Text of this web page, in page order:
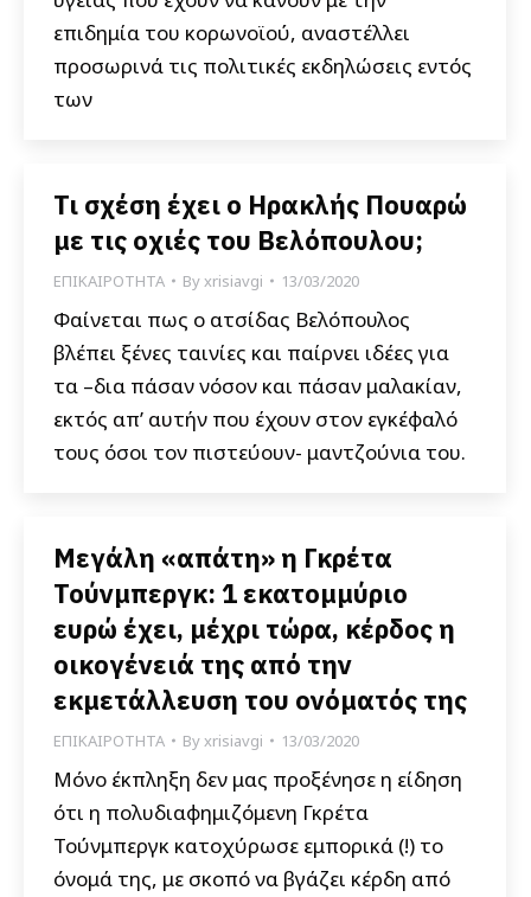
επιδημία του κορωνοϊού, αναστέλλει
προσωρινά τις πολιτικές εκδηλώσεις εντός
των
Τι σχέση έχει ο Ηρακλής Πουαρώ
με τις οχιές του Βελόπουλου;
ΕΠΙΚΑΙΡΟΤΗΤΑ Byxrisiavgi 13/03/2020
Φαίνεται πως ο ατσίδας Βελόπουλος
βλέπει ξένες ταινίες και παίρνει ιδέες για
τα –δια πάσαν νόσον και πάσαν μαλακίαν,
εκτός απ’ αυτήν που έχουν στον εγκέφαλό
τους όσοι τον πιστεύουν- μαντζούνια του.
Μεγάλη «απάτη» η Γκρέτα
Τούνμπεργκ: 1 εκατομμύριο
ευρώ έχει, μέχρι τώρα, κέρδος η
οικογένειά της από την
εκμετάλλευση του ονόματός της
ΕΠΙΚΑΙΡΟΤΗΤΑ Byxrisiavgi 13/03/2020
Μόνο έκπληξη δεν μας προξένησε η είδηση
ότι η πολυδιαφημιζόμενη Γκρέτα
Τούνμπεργκ κατοχύρωσε εμπορικά (!) το
όνομά της, με σκοπό να βγάζει κέρδη από